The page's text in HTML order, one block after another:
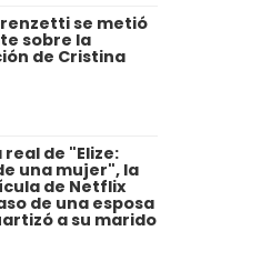
se metió
sobre la
de Cristina
de "Elize:
una mujer", la
de Netflix
de una esposa
a su marido